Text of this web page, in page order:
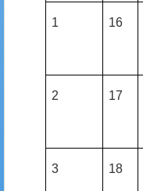
1 16
2 17
3 18